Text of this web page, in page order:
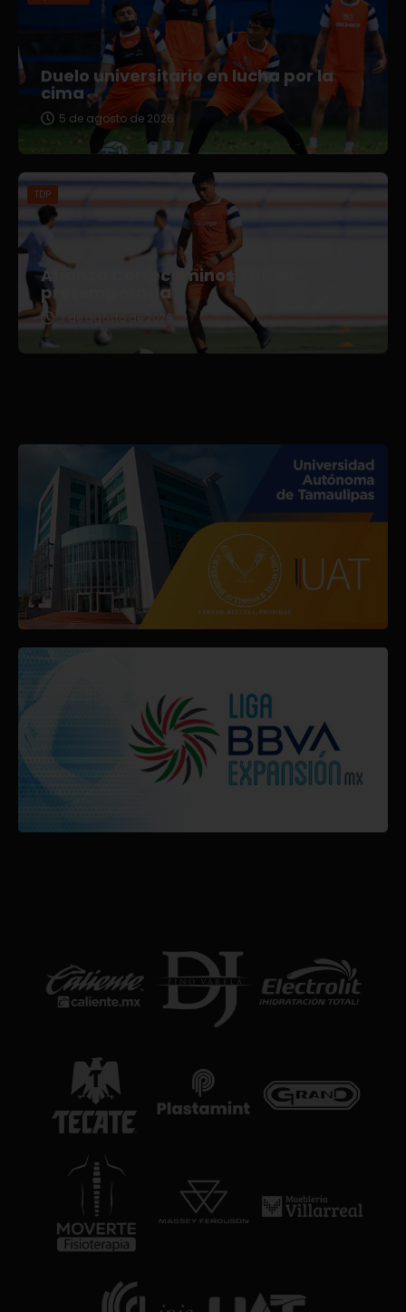
Duelo universitario en lucha por la
cima
5 de agosto de 2026
TDP
Afianza Correcaminos TDP su
pretemporada
3 de agosto de 2026